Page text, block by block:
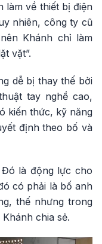
làm về thiết bị điện
nhiên, công ty cũ
Khánh chỉ làm
vặt”.
dễ bị thay thế bởi
tay nghề cao,
kiến thức, kỹ năng
định theo bố và
là động lực cho
có phải là bố anh
thế nhưng trong
chia sẻ.